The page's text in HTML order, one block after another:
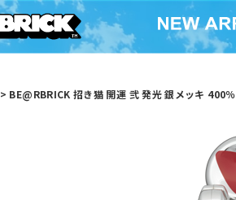
> BE@RBRICK 招き猫 開運 弐 発光 銀メッキ 400％